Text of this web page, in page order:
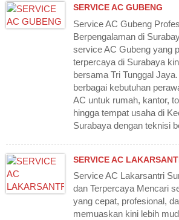
SERVICE AC GUBENG
Service AC Gubeng
Berpengalaman di
service AC Gubeng yang
terpercaya di Surabaya
bersama Tri Tunggal
berbagai kebutuhan
AC untuk rumah, kantor,
hingga tempat usaha di
Surabaya dengan teknisi
SERVICE AC
Service AC Lakarsantri
dan Terpercaya Mencari
yang cepat, profesional,
memuaskan kini lebih